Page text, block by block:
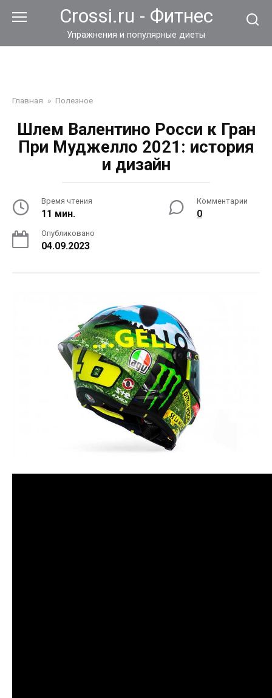
Crossi.ru - Фитнес
Упражнения и популярные диеты
Главная » Полезное
Шлем Валентино Росси к Гран
При Муджелло 2021: история
и дизайн
Время чтения
11 мин.
Комментарии
0
Опубликовано
04.09.2023